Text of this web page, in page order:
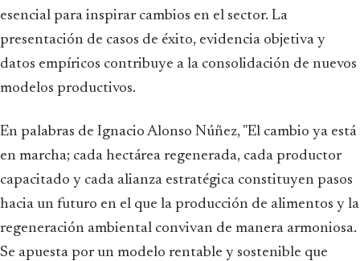
esencial para inspirar cambios en el sector. La
presentación de casos de éxito, evidencia objetiva y
datos empíricos contribuye a la consolidación de nuevos
modelos productivos.
En palabras de Ignacio Alonso Núñez, "El cambio ya está
en marcha; cada hectárea regenerada, cada productor
capacitado y cada alianza estratégica constituyen pasos
hacia un futuro en el que la producción de alimentos y la
regeneración ambiental convivan de manera armoniosa.
Se apuesta por un modelo rentable y sostenible que